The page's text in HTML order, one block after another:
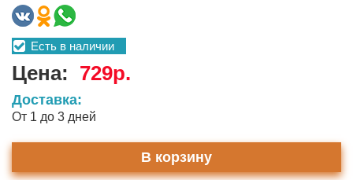
Есть в наличии
Цена: 729р.
Доставка:
От 1 до 3 дней
В корзину